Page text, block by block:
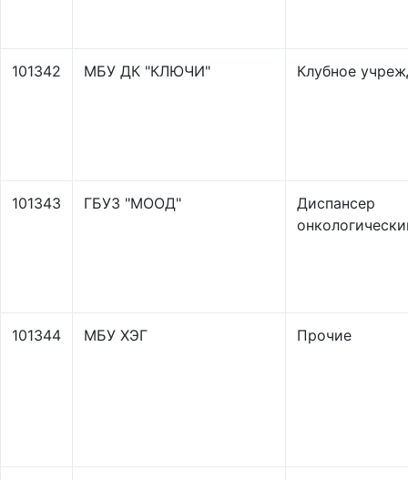
101342 МБУ ДК "КЛЮЧИ" Клубное
101343 ГБУЗ "МООД"
Диспансер
101344 МБУ ХЭГ Прочие